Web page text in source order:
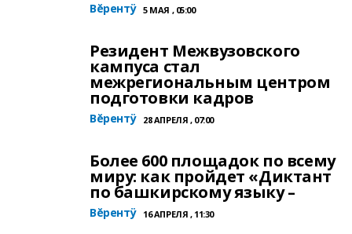
Вĕрентÿ 5 МАЯ , 05:00
Резидент Межвузовского
кампуса стал
межрегиональным центром
подготовки кадров
Вĕрентÿ 28 АПРЕЛЯ , 07:00
Более 600 площадок по всему
миру: как пройдет «Диктант
по башкирскому языку –
Вĕрентÿ 16 АПРЕЛЯ , 11:30